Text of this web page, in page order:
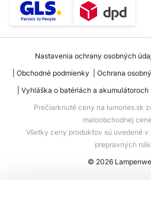
Nastavenia ochrany osobných
Obchodné podmienky
Ochrana
Vyhláška o batériách a akumulátoroch
Prečiarknuté ceny na lumories.sk
maloobchodnej
Všetky ceny produktov sú uvedené v
prepravných
© 2026